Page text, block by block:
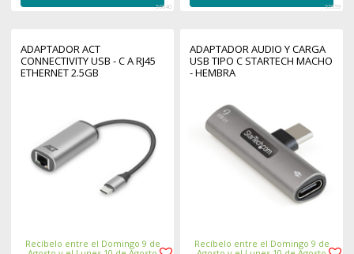
56040 55959
ADAPTADOR ACT
CONNECTIVITY USB - C A RJ45
ETHERNET 2.5GB
Recíbelo entre el Domingo 9 de
ADAPTADOR AUDIO Y CARGA
USB TIPO C STARTECH MACHO
- HEMBRA
Recíbelo entre el Domingo 9 de